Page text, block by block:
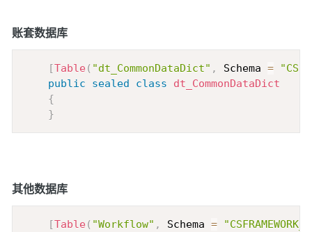
账套数据库
[Table( "dt_CommonDataDict" , Schema =
public
sealed class
dt_CommonDataDict
{
}
其他数据库
[Table( "Workflow" , Schema =